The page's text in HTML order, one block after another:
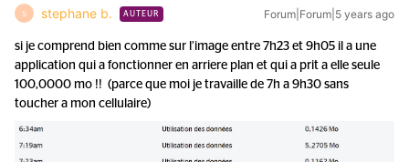
S stephane b. AUTEUR Forum|Forum|5 years ago
si je comprend bien comme sur l’image entre 7h23 et 9h05 il a une
application qui a fonctionner en arriere plan et qui a prit a elle seule
100,0000 mo !! (parce que moi je travaille de 7h a 9h30 sans
toucher a mon cellulaire)